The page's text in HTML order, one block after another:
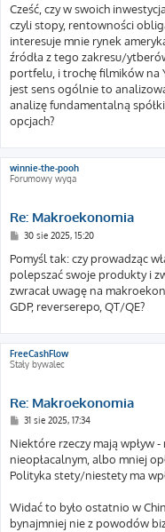
s
t
Cześć, czy w swoich
czyli stopy, rentowności
interesuje mnie rynek
źródła z tego zakresu/
portfelu, i trochę filmików na
jest sens ogólnie to
analizę fundamentalną
opcjach?
winnie-the-pooh
Forumowy wyga
Re: Makroekonomia
P
s
t
30 sie 2025, 15:20
Pomyśl tak: czy prowadząc
polepszać swoje produkty i
zwracał uwagę na
GDP, reverserepo, QT/QE?
FreeCashFlow
Stały bywalec
Re: Makroekonomia
P
s
t
31 sie 2025, 17:34
Niektóre rzeczy mają wpływ
nieopłacalnym, albo mniej
Polityka stety/niestety ma
Widać to było ostatnio w
bynajmniej nie z powodów